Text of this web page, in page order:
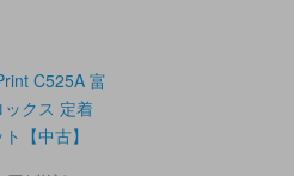
C525A 富
クス 定着
【中古】